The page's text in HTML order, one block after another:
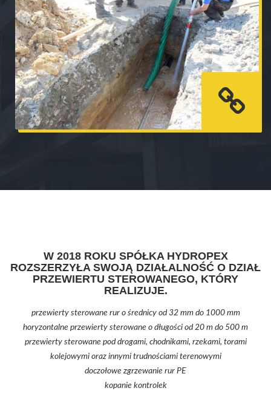
W 2018 ROKU SPÓŁKA HYDROPEX
ROZSZERZYŁA SWOJĄ DZIAŁALNOŚĆ O DZIAŁ
PRZEWIERTU STEROWANEGO, KTÓRY
REALIZUJE.
przewierty sterowane rur o średnicy od 32 mm do 1000 mm
horyzontalne przewierty sterowane o długości od 20 m do 500 m
przewierty sterowane pod drogami, chodnikami, rzekami, torami
kolejowymi oraz innymi trudnościami terenowymi
doczołowe zgrzewanie rur PE
kopanie kontrolek